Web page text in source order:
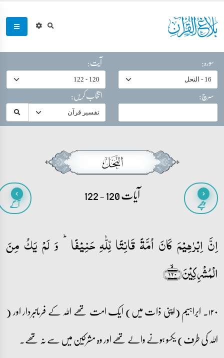
سورہ:
آیت:
سرچ:
انتخاب کریں:
پیچھے آیات 120 - 122 آگے
اِنَّ اِبۡرٰہِیۡمَ کَانَ اُمَّۃً قَانِتًا لِّلّٰہِ حَنِیۡفًا ؕ وَ لَمۡ یَکُ مِنَ
الۡمُشۡرِکِیۡنَ﴿۱۲۰﴾ۙ
۱۲۰۔ ابراہیم (اپنی ذات میں) ایک امت تھے اللہ کے فرمانبردار اور (
اللہ کی طرف) یکسو ہونے والے تھے اور وہ مشرکین میں سے نہ تھے۔